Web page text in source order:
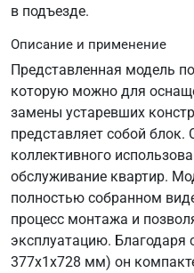
в подъезде.
Описание и применение
Представленная модель
которую можно для
замены устаревших
представляет собой блок.
коллективного
обслуживание квартир.
полностью собранном
процесс монтажа и
эксплуатацию.
377х1х728 мм) он